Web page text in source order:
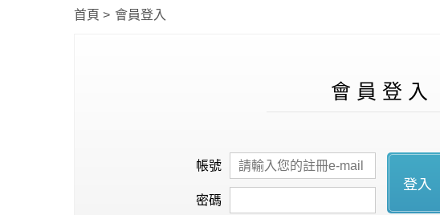
新知快訊
首頁 會員登入
會 員 登 入
帳號
密碼
登入